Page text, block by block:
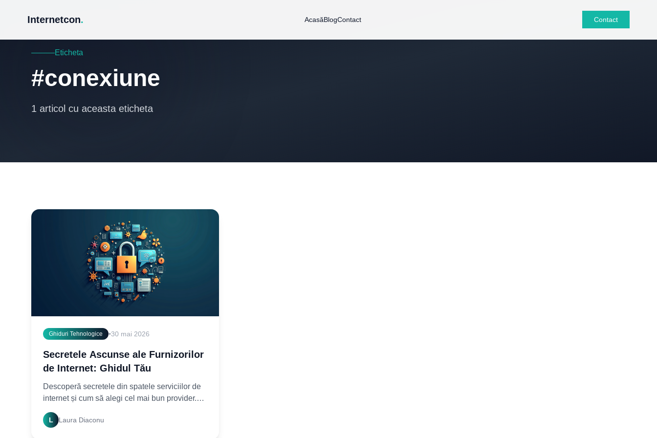
Internetcon. AcasăBlogContact Contact
Eticheta
#conexiune
1 articol cu aceasta eticheta
Ghiduri Tehnologice •30 mai 2026
Secretele Ascunse ale Furnizorilor
de Internet: Ghidul Tău
Descoperă secretele din spatele serviciilor de
internet și cum să alegi cel mai bun provider.
Află cum funcționează rețeaua și optimizează-ți
experiența
L Laura Diaconu